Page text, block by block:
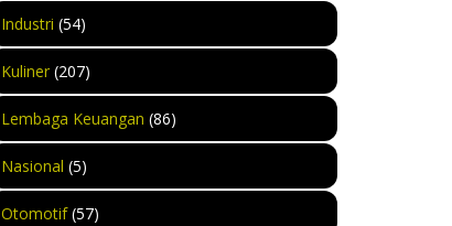
Industri (54)
Kuliner(207)
Lembaga Keuangan (86)
Nasional (5)
Otomotif(57)